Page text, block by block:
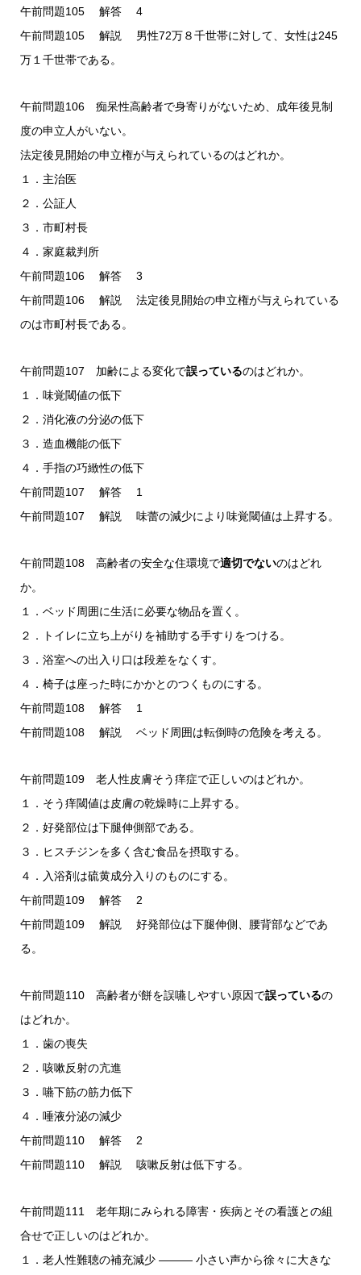
午前問題105 解答 4
午前問題105 解説 男性72万８千世帯に対して、女性は245
万１千世帯である。
午前問題106 痴呆性高齢者で身寄りがないため、成年後見制
度の申立人がいない。
法定後見開始の申立権が与えられているのはどれか。
１．主治医
２．公証人
３．市町村長
４．家庭裁判所
午前問題106 解答 3
午前問題106 解説 法定後見開始の申立権が与えられている
のは市町村長である。
午前問題107 加齢による変化で誤っているのはどれか。
１．味覚閾値の低下
２．消化液の分泌の低下
３．造血機能の低下
４．手指の巧緻性の低下
午前問題107 解答 1
午前問題107 解説 味蕾の減少により味覚閾値は上昇する。
午前問題108 高齢者の安全な住環境で適切でないのはどれ
か。
１．ベッド周囲に生活に必要な物品を置く。
２．トイレに立ち上がりを補助する手すりをつける。
３．浴室への出入り口は段差をなくす。
４．椅子は座った時にかかとのつくものにする。
午前問題108 解答 1
午前問題108 解説 ベッド周囲は転倒時の危険を考える。
午前問題109 老人性皮膚そう痒症で正しいのはどれか。
１．そう痒閾値は皮膚の乾燥時に上昇する。
２．好発部位は下腿伸側部である。
３．ヒスチジンを多く含む食品を摂取する。
４．入浴剤は硫黄成分入りのものにする。
午前問題109 解答 2
午前問題109 解説 好発部位は下腿伸側、腰背部などであ
る。
午前問題110 高齢者が餅を誤嚥しやすい原因で誤っているの
はどれか。
１．歯の喪失
２．咳嗽反射の亢進
３．嚥下筋の筋力低下
４．唾液分泌の減少
午前問題110 解答 2
午前問題110 解説 咳嗽反射は低下する。
午前問題111 老年期にみられる障害・疾病とその看護との組
合せで正しいのはどれか。
１．老人性難聴の補充減少 ――― 小さい声から徐々に大きな